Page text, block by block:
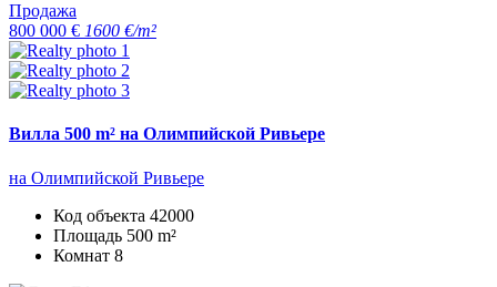
Продажа
800 000 € 1600 €/m²
Вилла 500 m² на Олимпийской Ривьере
на Олимпийской Ривьере
Код объекта 42000
Площадь 500 m²
Комнат 8